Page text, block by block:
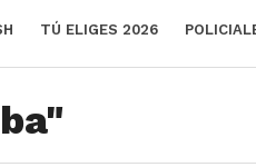
TÚ ELIGES 2026